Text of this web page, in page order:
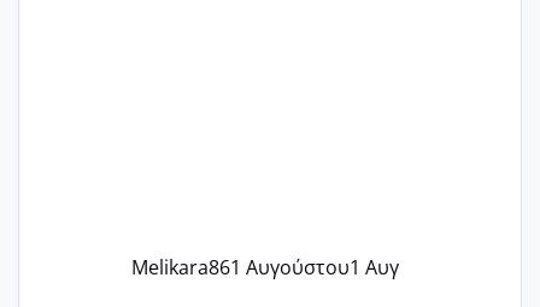
Melikara861 Αυγούστου1 Αυγ